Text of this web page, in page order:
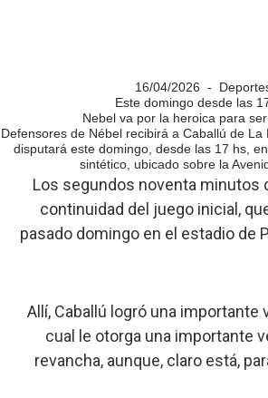
16/04/2026 -
Este domingo desde las
Nebel va por la heroica para
Defensores de Nébel recibirá a Caballú de
disputará este domingo, desde las 17 hs,
sintético, ubicado sobre la
Los segundos noventa minutos
continuidad del juego inicial,
pasado domingo en el estadio de
Allí, Caballú logró una importante
cual le otorga una importante
revancha, aunque, claro está,